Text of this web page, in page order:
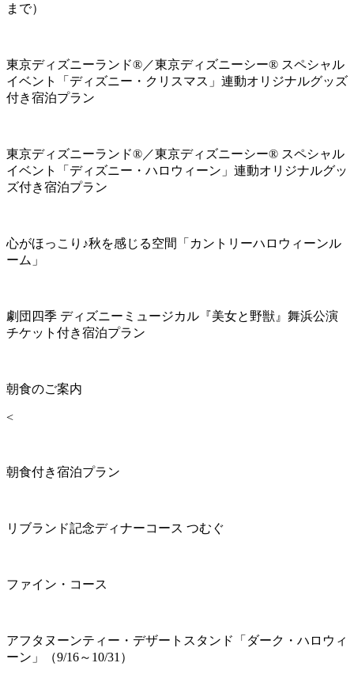
まで）
東京ディズニーランド®／東京ディズニーシー® スペシャル
イベント「ディズニー・クリスマス」連動オリジナルグッズ
付き宿泊プラン
東京ディズニーランド®／東京ディズニーシー® スペシャル
イベント「ディズニー・ハロウィーン」連動オリジナルグッ
ズ付き宿泊プラン
心がほっこり♪秋を感じる空間「カントリーハロウィーンル
ーム」
劇団四季 ディズニーミュージカル『美女と野獣』舞浜公演
チケット付き宿泊プラン
朝食のご案内
<
朝食付き宿泊プラン
リブランド記念ディナーコース つむぐ
ファイン・コース
アフタヌーンティー・デザートスタンド「ダーク・ハロウィ
ーン」（9/16～10/31）